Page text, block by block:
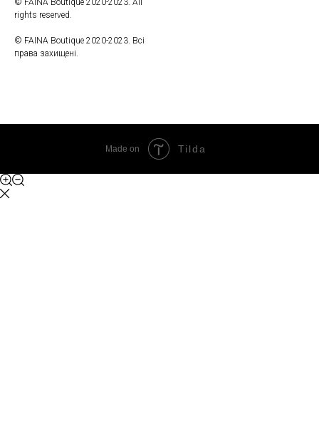
© FAINA Boutique 2020-2023. All
rights reserved.
© FAINA Boutique 2020-2023. Всі
права захищені.
Made on Tilda